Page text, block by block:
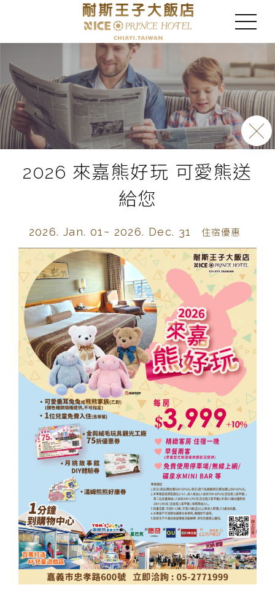
2026 來嘉熊好玩 可愛熊送
給您
2026. Jan. 01~ 2026. Dec. 31 住宿優惠